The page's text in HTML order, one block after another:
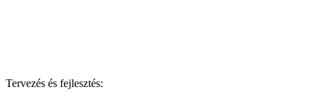
Tervezés és fejlesztés: